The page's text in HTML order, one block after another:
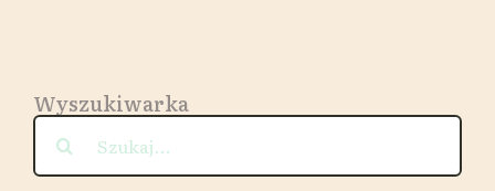
Wyszukiwarka
Szukaj